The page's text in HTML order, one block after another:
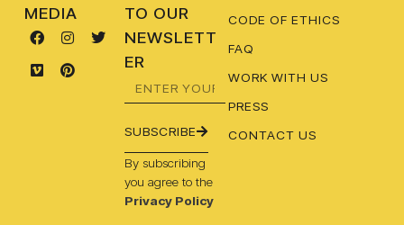
MEDIA
TO OUR
NEWSLETT
ER
SUBSCRIBE
By subscribing
you agree to the
Privacy Policy
CODE OF ETHICS
FAQ
WORK WITH US
PRESS
CONTACT US